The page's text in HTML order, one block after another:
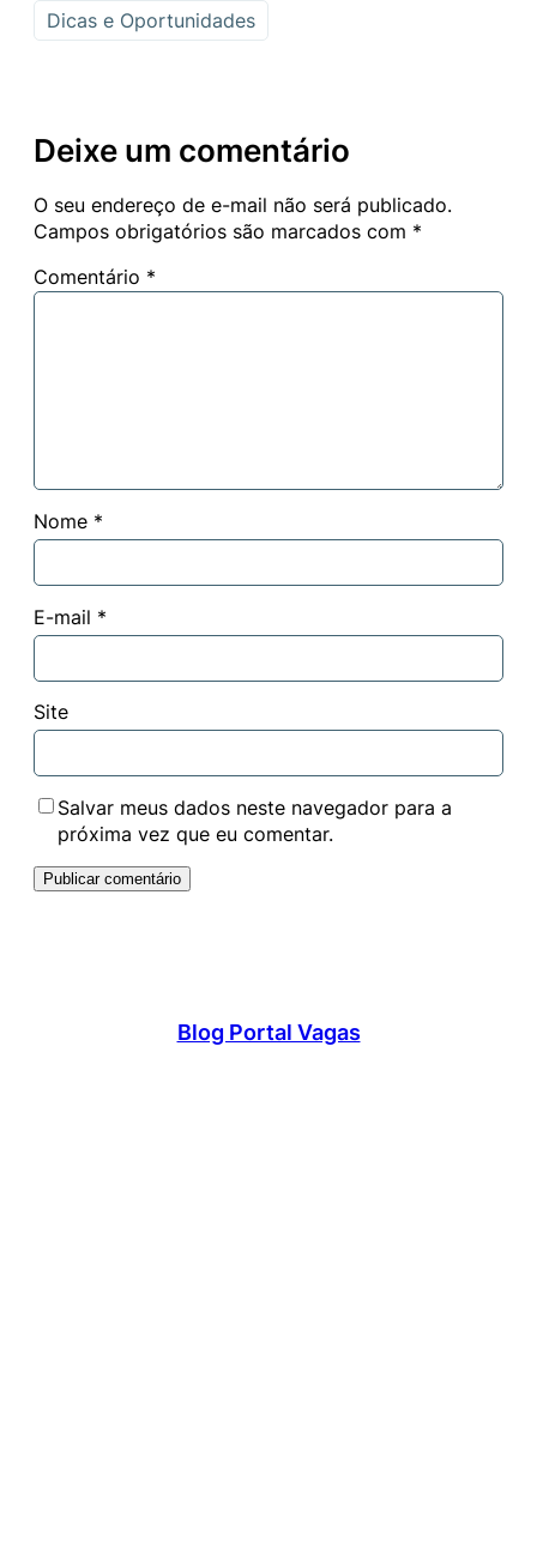
Dicas e Oportunidades
Deixe um comentário
O seu endereço de e-mail não será publicado.
Campos obrigatórios são marcados com *
Comentário *
Nome *
E-mail *
Site
Salvar meus dados neste navegador para a
próxima vez que eu comentar.
Blog Portal Vagas